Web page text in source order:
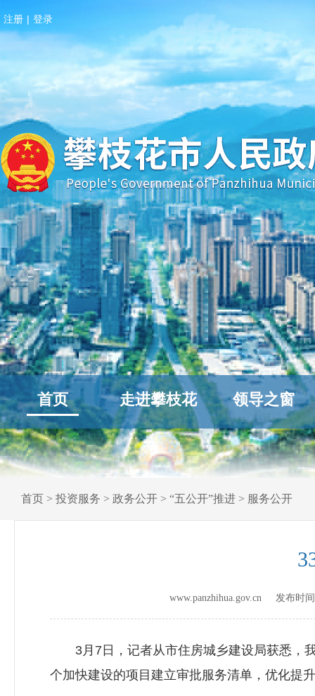
注册 | 登录
首页 走进攀枝花 领导之窗
首页 > 投资服务 > 政务公开 > “五公开”推进 > 服务公开
www.panzhihua.gov.cn 发布时
3月7日，记者从市住房城乡建设局获悉，我
个加快建设的项目建立审批服务清单，优化提